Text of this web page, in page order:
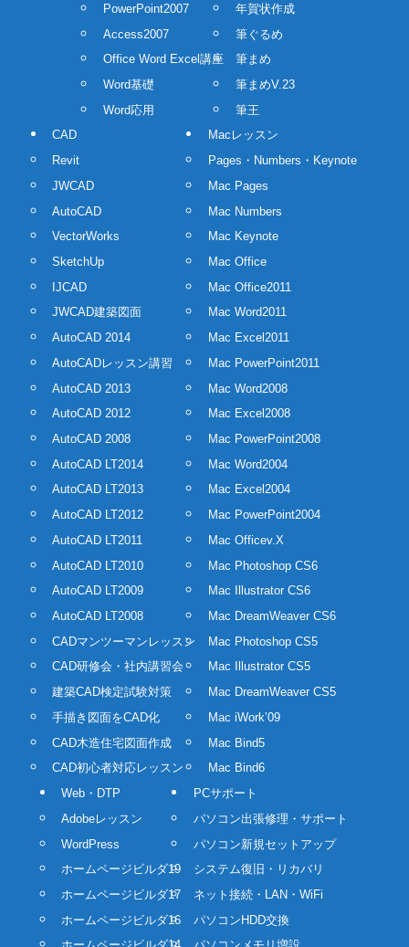
PowerPoint2007
Access2007
Office Word Excel講座
Word基礎
Word応用
年賀状作成
筆ぐるめ
筆まめ
筆まめV.23
筆王
CAD
Revit
JWCAD
AutoCAD
VectorWorks
SketchUp
IJCAD
JWCAD建築図面
AutoCAD 2014
AutoCADレッスン講習
AutoCAD 2013
AutoCAD 2012
AutoCAD 2008
AutoCAD LT2014
AutoCAD LT2013
AutoCAD LT2012
AutoCAD LT2011
AutoCAD LT2010
AutoCAD LT2009
AutoCAD LT2008
CADマンツーマンレッスン
CAD研修会・社内講習会
建築CAD検定試験対策
手描き図面をCAD化
CAD木造住宅図面作成
CAD初心者対応レッスン
Macレッスン
Pages・Numbers・Keynote
Mac Pages
Mac Numbers
Mac Keynote
Mac Office
Mac Office2011
Mac Word2011
Mac Excel2011
Mac PowerPoint2011
Mac Word2008
Mac Excel2008
Mac PowerPoint2008
Mac Word2004
Mac Excel2004
Mac PowerPoint2004
Mac Officev.X
Mac Photoshop CS6
Mac Illustrator CS6
Mac DreamWeaver CS6
Mac Photoshop CS5
Mac Illustrator CS5
Mac DreamWeaver CS5
Mac iWork’09
Mac Bind5
Mac Bind6
Web・DTP
Adobeレッスン
WordPress
ホームページビルダ19
ホームページビルダ17
ホームページビルダ16
PCサポート
パソコン出張修理・サポート
パソコン新規セットアップ
システム復旧・リカバリ
ネット接続・LAN・WiFi
パソコンHDD交換